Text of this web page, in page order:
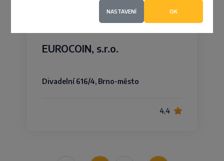
NASTAVENÍ OK
EUROCOIN, s.r.o.
Divadelní 616/4, Brno-město
4,4